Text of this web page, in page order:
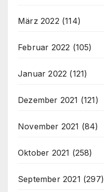
März 2022 (114)
Februar 2022 (105)
Januar 2022 (121)
Dezember 2021 (121)
November 2021 (84)
Oktober 2021 (258)
September 2021 (297)